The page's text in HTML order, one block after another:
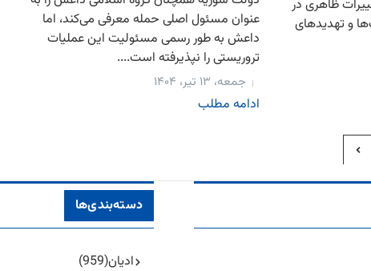
ظاهری در
و تهدیدهای
عنوان مسئول اصلی حمله معرفی می‌کند، اما
داعش به طور رسمی مسئولیت این عملیات
تروریستی را نپذیرفته است....
جمعه، ۱۳ تیر، ۱۴۰۴
ادامه مطلب
دسته‌بندی‌ها
ادیان(959)